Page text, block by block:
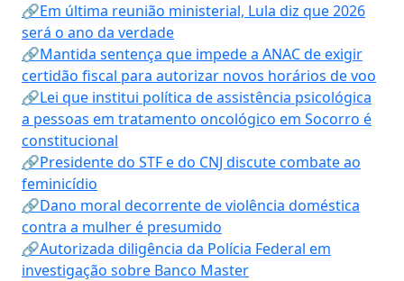
🔗Em última reunião ministerial, Lula diz que 2026
será o ano da verdade
🔗Mantida sentença que impede a ANAC de exigir
certidão fiscal para autorizar novos horários de voo
🔗Lei que institui política de assistência psicológica
a pessoas em tratamento oncológico em Socorro é
constitucional
🔗Presidente do STF e do CNJ discute combate ao
feminicídio
🔗Dano moral decorrente de violência doméstica
contra a mulher é presumido
🔗Autorizada diligência da Polícia Federal em
investigação sobre Banco Master